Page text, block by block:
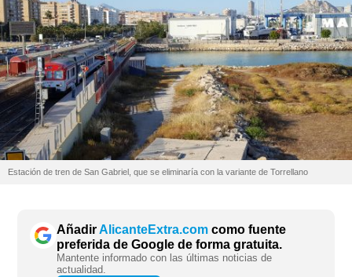
Estación de tren de San Gabriel, que se eliminaría con la variante de Torrellano
AñadirAlicanteExtra.com como fuente
preferida de Google de forma gratuita.
Mantente informado con las últimas noticias de
actualidad.